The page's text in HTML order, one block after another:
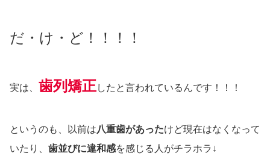
だ・け・ど！！！！
実は、 歯列矯正したと言われているんです！！！
というのも、以前は八重歯があったけど現在はなくなって
いたり、 歯並びに違和感を感じる人がチラホラ↓